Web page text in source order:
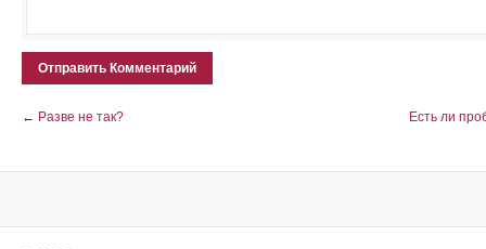
← Разве не так? Есть ли